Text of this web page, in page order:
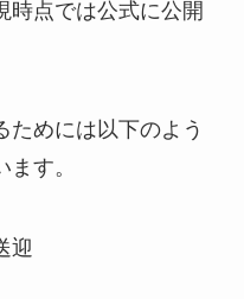
時点では公式に公開
ためには以下のよう
す。
迎